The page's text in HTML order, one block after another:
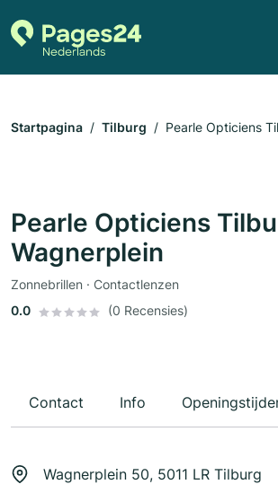
Startpagina Tilburg Pearle Opticiens
Pearle Opticiens
Wagnerplein
Zonnebrillen · Contactlenzen
0.0
(0 Recensies)
Contact Info
Wagnerplein 50, 5011 LR Tilburg